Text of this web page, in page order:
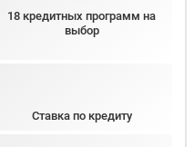
18 кредитных программ на
выбор
Ставка по кредиту